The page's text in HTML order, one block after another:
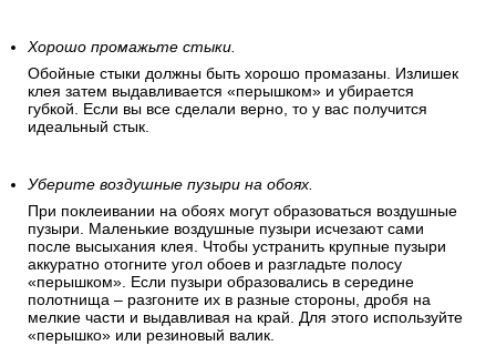
Хорошо промажьте стыки.
Обойные стыки должны быть хорошо промазаны. Излишек
клея затем выдавливается «перышком» и убирается
губкой. Если вы все сделали верно, то у вас получится
идеальный стык.
Уберите воздушные пузыри на обоях.
При поклеивании на обоях могут образоваться воздушные
пузыри. Маленькие воздушные пузыри исчезают сами
после высыхания клея. Чтобы устранить крупные пузыри
аккуратно отогните угол обоев и разгладьте полосу
«перышком». Если пузыри образовались в середине
полотнища – разгоните их в разные стороны, дробя на
мелкие части и выдавливая на край. Для этого используйте
«перышко» или резиновый валик.